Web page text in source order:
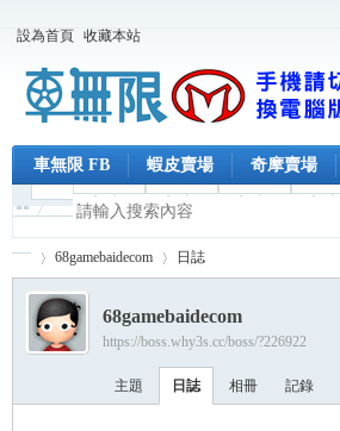
設為首頁 收藏本站
車無限 FB 蝦皮賣場 奇摩賣場
›
68gamebaidecom 日誌
68gamebaidecom
https://boss.why3s.cc/boss/?226922
主題 日誌 相冊 記錄